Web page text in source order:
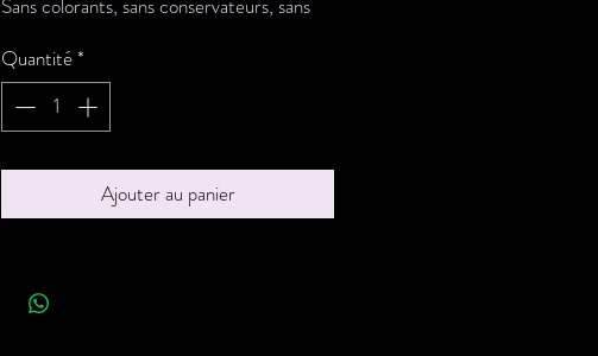
Sans colorants, sans conservateurs, sans
Composition: banane bio, orge bio, avoine
bio, graines de lin bio, miel bio.
Poid : 160 grammes
Quantité*
Ajouter au panier